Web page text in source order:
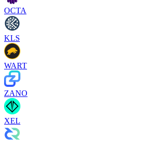
OCTA
KLS
WART
ZANO
XEL